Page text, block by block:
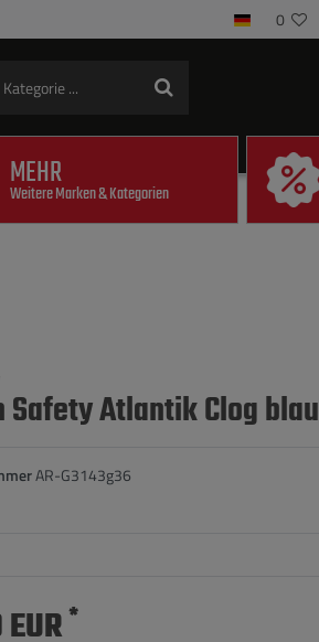
0
MEHR
Weitere Marken & Kategorien
Safety Atlantik Clog blau
AR-G3143g36
*